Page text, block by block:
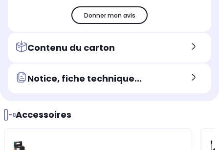
Donner mon avis
Contenu du carton
Notice, fiche technique...
Accessoires